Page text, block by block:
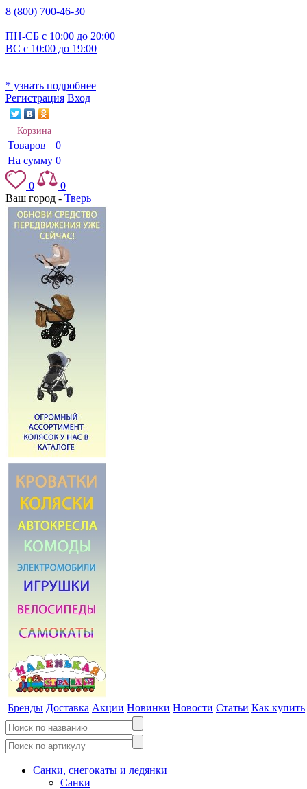
8 (800) 700-46-30
ПН-СБ с 10:00 до 20:00
ВС с 10:00 до 19:00
* узнать подробнее
Регистрация Вход
Корзина
Товаров
0
На сумму 0
0
0
Ваш город - Тверь
Бренды Доставка Акции Новинки Новости Статьи Как купить
Санки, снегокаты и ледянки
Санки